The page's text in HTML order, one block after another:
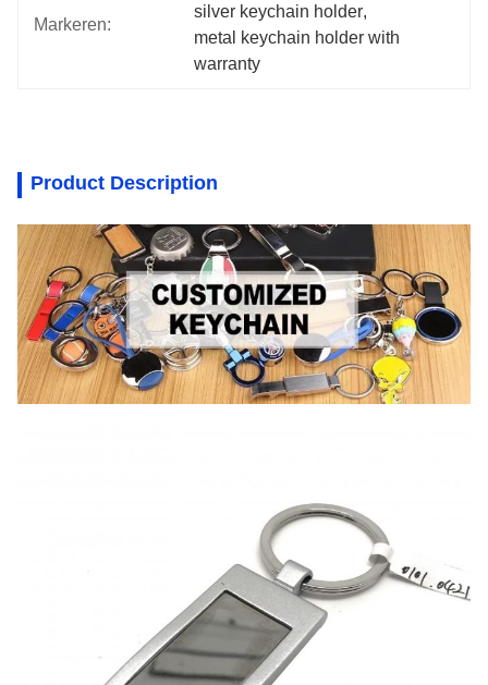
Markeren:
silver keychain holder,
metal keychain holder with
warranty
Product Description